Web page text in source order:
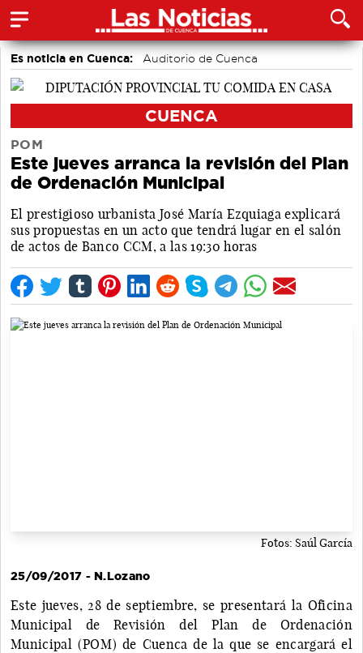
Es noticia en Cuenca: Auditorio de Cuenca
CUENCA
POM
Este jueves arranca la revisión del Plan
de Ordenación Municipal
El prestigioso urbanista José María Ezquiaga explicará
sus propuestas en un acto que tendrá lugar en el salón
de actos de Banco CCM, a las 19:30 horas
Fotos: Saúl García
25/09/2017 - N.Lozano
Este jueves, 28 de septiembre, se presentará la Oficina
Municipal de Revisión del Plan de Ordenación
Municipal (POM) de Cuenca de la que se encargará el